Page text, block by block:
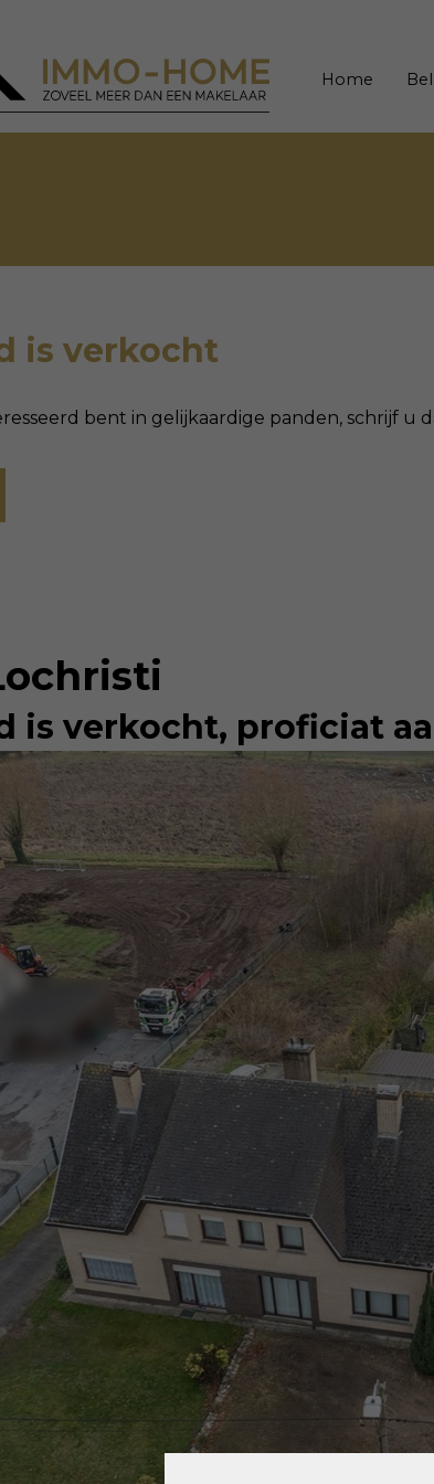
Home
is verkocht
bent in gelijkaardige panden, schrijf u
is verkocht, proficiat